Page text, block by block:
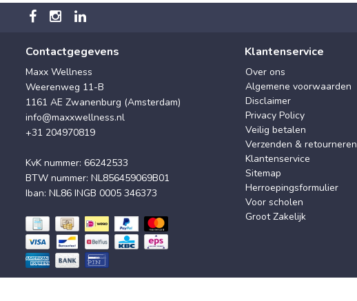
Contactgegevens
Maxx Wellness
Weerenweg 11-B
1161 AE Zwanenburg (Amsterdam)
info@maxxwellness.nl
+31 204970819
KvK nummer: 66242533
BTW nummer: NL856459069B01
Iban: NL86 INGB 0005 346373
Klantenservice
Over ons
Algemene voorwaarden
Disclaimer
Privacy Policy
Veilig betalen
Verzenden & retourneren
Klantenservice
Sitemap
Herroepingsformulier
Voor scholen
Groot Zakelijk